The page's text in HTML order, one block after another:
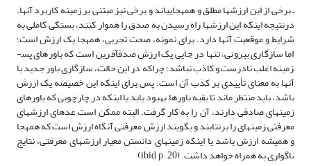
ـ برخی از این ارزش­ها مطلق و همه­جایی­اند و برخی نیز مبتنی بر زمینه کاربرد آنها.
درنتیجه اینکه این ارزش­ها راه رسیدن به صدق را هموار کنند، بستگی کاملی به
شرایط و موقعیت آنها دارد. برای نمونه، صحت تجربی، همه­جا یک ارزش است؛
اما سازگاری بیرونی، تنها در جایی یک ارزش صدق­آفرین است که باورهای پس­
زمینه اغلب نادرست و کاذب نباشد؛ چراکه در این حالت، سازگاری باور جدید با
آنها به معنای تأییدی بر کذب آن است. پس برای اینکه این خصیصه یک ارزش
باشد، باید منتظر ماند تا بقیه باورها بهبود یابد یا اینکه در چارچوبی که باورهای
زمینه­ای صادقی دارند، آن را به کار گرفت. البته ممکن است عده­ای ارزش­های
معرفتی زمینه­ای را برنتابند و بگویند ارزش معرفتی آنگاه ارزش است که همه­جا
و همیشه ارزش باشد یا اینکه زمینه­ای دانستن معیار ارزش­های معرفتی، نتایج
ناگواری به همراه خواهد داشت. (ibid, p. 20)